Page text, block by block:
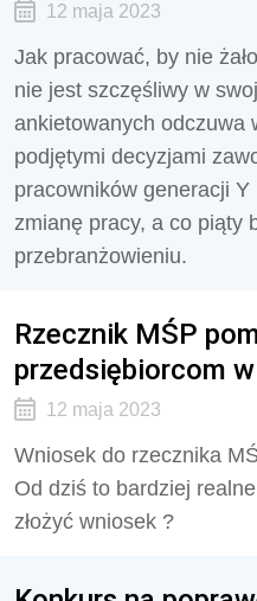
12 maja 2023
Jak pracować, by nie
nie jest szczęśliwy w
ankietowanych odczuwa
podjętymi decyzjami
pracowników generacji Y
zmianę pracy, a co piąty
przebranżowieniu.
Rzecznik MŚP
przedsiębiorcom
12 maja 2023
Wniosek do rzecznika
Od dziś to bardziej
złożyć wniosek ?